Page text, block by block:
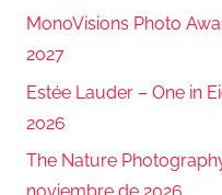
MonoVisions Photo
2027
Estée Lauder – One in
2026
The Nature